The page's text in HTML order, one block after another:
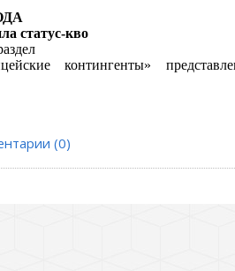
статус-кво
контингенты»
(0)